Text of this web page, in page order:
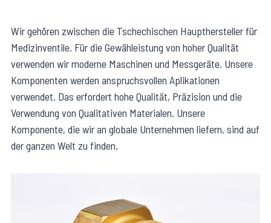
Wir gehören zwischen die Tschechischen Haupthersteller für
Medizinventile. Für die Gewähleistung von hoher Qualität
verwenden wir moderne Maschinen und Messgeräte. Unsere
Komponenten werden anspruchsvollen Aplikationen
verwendet. Das erfordert hohe Qualität, Präzision und die
Verwendung von Qualitativen Materialen. Unsere
Komponente, die wir an globale Unternehmen liefern, sind auf
der ganzen Welt zu finden.